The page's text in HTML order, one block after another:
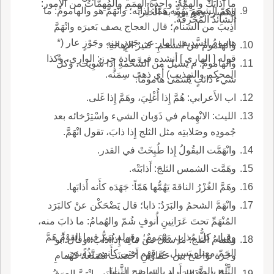
الكسر، وهو يريد به الخبر.
ما أَذابَك والهِمَّةُ: واحدةُ الهِمَمِ والمُهِمَّاتُ من الأُمور:
الشائدُ المُحْرِقةُ.
وهَمّ الشحمَ يَهُمُّه هَمّاً: أَذابَه؛ وانْهَمَّ هو والهامومُ: ما
أُذِيبَ من السنام؛ قال العجاج يصف بَعيرَه وانْهَمَّ
هامومُ السَّدِيفِ الهار عن جَرَزٍ منه وجَوْزٍ عار (*
قوله [ الهاري ] أنشده في مادة جرز: الواري، وكذا
المحكم والتهذيب) أَي ذهب سِمَنُه.
والهامومُ من الشحمِ: كثيرُ الإِهالةِ.
والهامومُ: م يَسيل من الشَّحْمةِ إِذا شُوِيَت، وكلُّ
شيء ذائبٍ يُسمَّى هاموماً.
اب الأَعرابي: هُمَّ إِذا أُغْلِيَ، وهَمَّ إِذا غَلى.
الليث: الانْهِمام في ذَوَبان الشيء واسْتِرْخائه بعد
جُمودِه وصَلابتِه مثل الثلج إِذا ذابَ، تقول انْهَمَّ.
وانْهَمَّت البقُولُ إِذا طُبِخَتْ في القدر.
وهَمَّت الشمس الثلجَ: أَذابَتْه.
وهَمَّ الغُزْرُ الناقةَ يَهُمُّها هَمّاً: جَهَدَه كأَنه أَذابَها.
وانْهَمَّ الشحمُ والبَرَدُ: ذابا؛ قال يَضْحَكْن عنْ كالبَرَد
المُنْهَمِّ تحتَ عَرَانِينِ أُنوفٍ شُمّ والهُمامُ: ما ذابَ منه،
وقيل: كلُّ مُذابٍ مَهْمومٌ؛ وقوله يُهَمُّ فيها القوْمُ هَمَّ
الحَمّ معناه يَسيل عرقهم حتى كأَنهم يَذُوبون.
وهُمامُ الثلج: ما سالَ من مائِه إِذا ذابَ؛ وقال أَبو
وجزة نواصح بين حَمَّاوَيْنِ أَحْصَنَت مُمَنَّعاً، كهُمامِ
الثَّلْج بالضَّرَب أَراد بالنواصح الثَّنايا.